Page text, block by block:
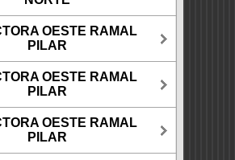
OESTE RAMAL
PILAR
OESTE RAMAL
PILAR
OESTE RAMAL
PILAR